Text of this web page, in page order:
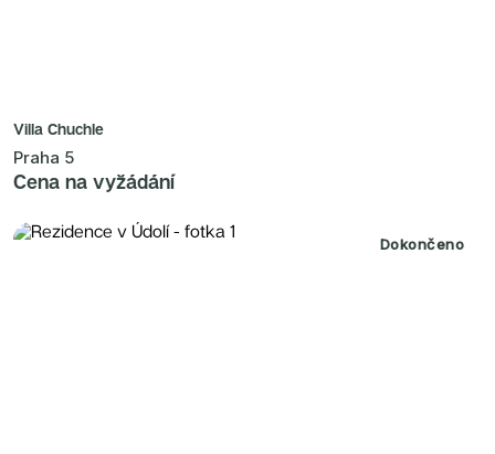
Villa Chuchle
Praha 5
Cena na vyžádání
Dokončeno